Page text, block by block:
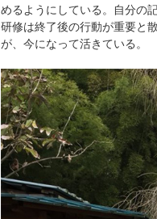
めるようにしている。自分の
研修は終了後の行動が重要と
が、今になって活きている。